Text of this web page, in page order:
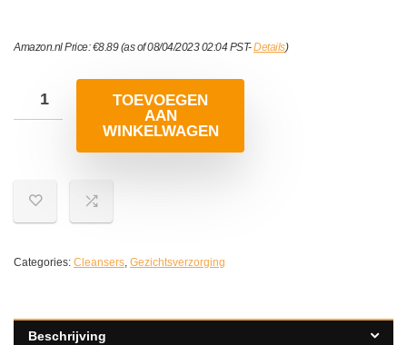
Amazon.nl Price:€8.89(as of 08/04/2023 02:04 PST-Details)
TOEVOEGEN
AAN
WINKELWAGEN
Categories: Cleansers, Gezichtsverzorging
Beschrijving